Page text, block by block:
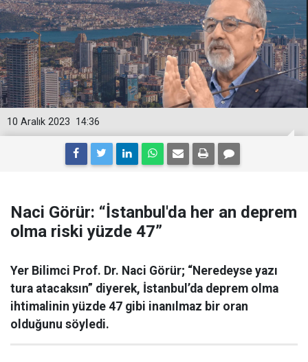
14:36
10 Aralık 2023
Naci Görür: “İstanbul'da her an deprem
olma riski yüzde 47”
Yer Bilimci Prof. Dr. Naci Görür; “Neredeyse yazı
tura atacaksın” diyerek, İstanbul’da deprem olma
ihtimalinin yüzde 47 gibi inanılmaz bir oran
olduğunu söyledi.